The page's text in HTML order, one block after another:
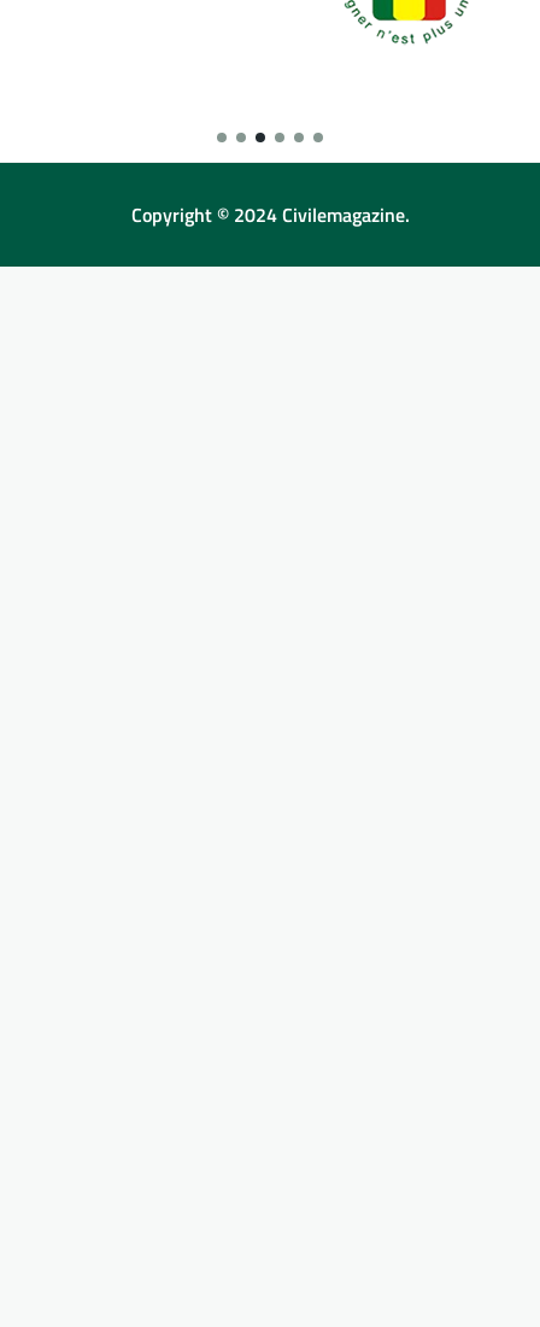
Copyright © 2024 Civilemagazine.